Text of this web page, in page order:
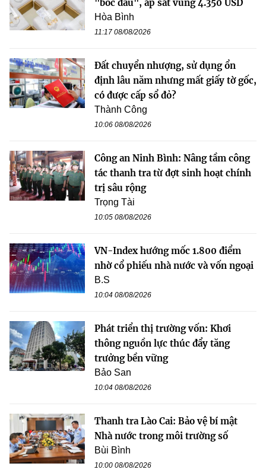
"bốc đầu", áp sát vùng 4.350 USD
Hòa Bình
11:17 08/08/2026
Đất chuyển nhượng, sử dụng ổn
định lâu năm nhưng mất giấy tờ gốc,
có được cấp sổ đỏ?
Thành Công
10:06 08/08/2026
Công an Ninh Bình: Nâng tầm công
tác thanh tra từ đợt sinh hoạt chính
trị sâu rộng
Trọng Tài
10:05 08/08/2026
VN-Index hướng mốc 1.800 điểm
nhờ cổ phiếu nhà nước và vốn ngoại
B.S
10:04 08/08/2026
Phát triển thị trường vốn: Khơi
thông nguồn lực thúc đẩy tăng
trưởng bền vững
Bảo San
10:04 08/08/2026
Thanh tra Lào Cai: Bảo vệ bí mật
Nhà nước trong môi trường số
Bùi Bình
10:00 08/08/2026